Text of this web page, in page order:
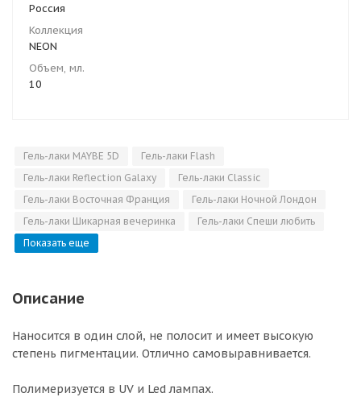
Россия
Коллекция
NEON
Объем, мл.
10
Гель-лаки MAYBE 5D
Гель-лаки Flash
Гель-лаки Reflection Galaxy
Гель-лаки Classic
Гель-лаки Восточная Франция
Гель-лаки Ночной Лондон
Гель-лаки Шикарная вечеринка
Гель-лаки Спеши любить
Показать еще
Описание
Наносится в один слой, не полосит и имеет высокую
степень пигментации. Отлично самовыравнивается.
Полимеризуется в UV и Led лампах.